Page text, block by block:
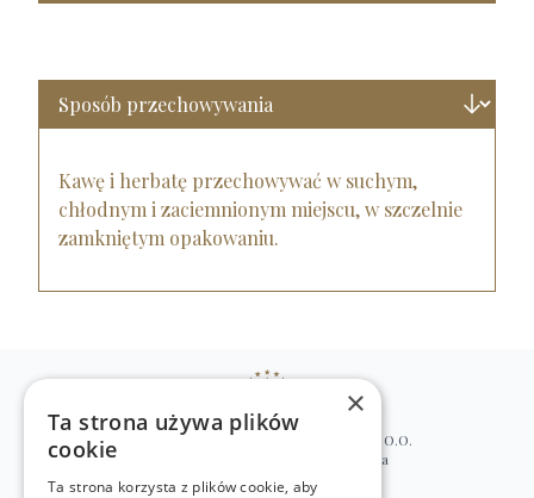
Kawę i herbatę przechowywać w suchym,
chłodnym i zaciemnionym miejscu, w szczelnie
zamkniętym opakowaniu.
WILLIAM’S NATURAL PRODUCTS SP. Z O.O.
ul. Stawki 2, 00-193 Warszawa, Polska
+48 (22) 875 91 35
×
Ta strona używa plików
cookie
Ta strona korzysta z plików cookie, aby